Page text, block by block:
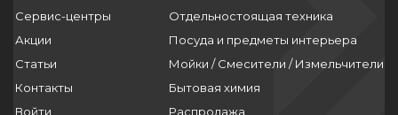
Сервис-центры
Акции
Статьи
Контакты
Войти
Отдельностоящая техника
Посуда и предметы интерьера
Мойки / Смесители / Измельчители
Бытовая химия
Распродажа